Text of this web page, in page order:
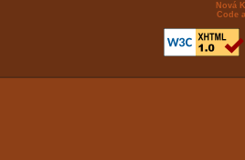
Nová
Code